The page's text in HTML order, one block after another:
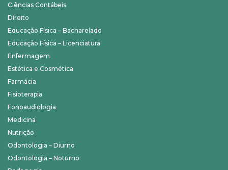
Ciências Contábeis
Direito
Educação Física – Bacharelado
Educação Física – Licenciatura
Enfermagem
Estética e Cosmética
Farmácia
Fisioterapia
Fonoaudiologia
Medicina
Nutrição
Odontologia – Diurno
Odontologia – Noturno